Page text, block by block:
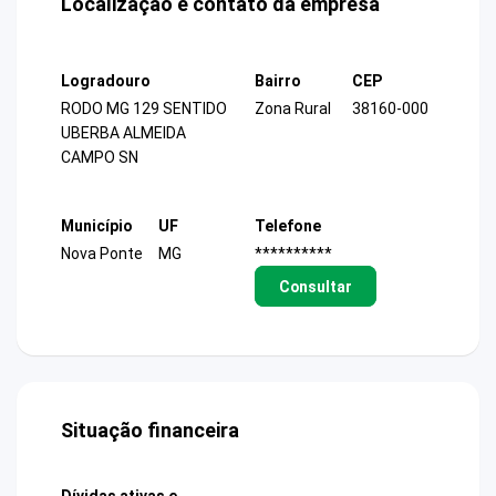
Logradouro
RODO MG 129 SENTIDO
UBERBA ALMEIDA
CAMPO SN
Bairro
Zona Rural
CEP
38160-000
Município
Nova Ponte
UF
MG
Telefone
**********
Consultar
Situação financeira